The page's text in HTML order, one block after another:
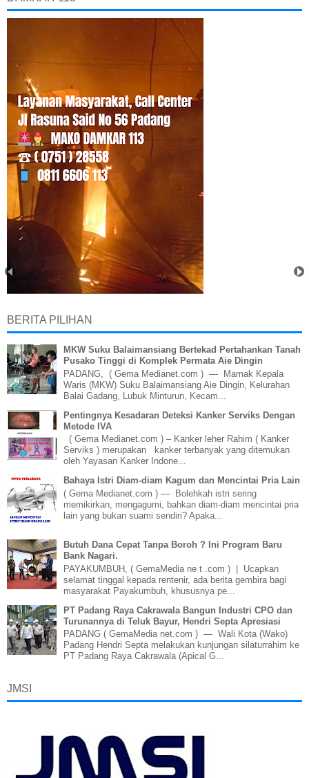
BERITA PILIHAN
MKW Suku Balaimansiang Bertekad Pertahankan Tanah
Pusako Tinggi di Komplek Permata Aie Dingin
PADANG, ( Gema Medianet.com ) — Mamak Kepala
Waris (MKW) Suku Balaimansiang Aie Dingin, Kelurahan
Balai Gadang, Lubuk Minturun, Kecam...
Pentingnya Kesadaran Deteksi Kanker Serviks Dengan
Metode IVA
( Gema Medianet.com ) – Kanker leher Rahim ( Kanker
Serviks ) merupakan kanker terbanyak yang ditemukan
oleh Yayasan Kanker Indone...
Bahaya Istri Diam-diam Kagum dan Mencintai Pria Lain
( Gema Medianet.com ) — Bolehkah istri sering
memikirkan, mengagumi, bahkan diam-diam mencintai pria
lain yang bukan suami sendiri? Apaka...
Butuh Dana Cepat Tanpa Boroh ? Ini Program Baru
Bank Nagari.
PAYAKUMBUH, ( GemaMedia ne t .com ) | Ucapkan
selamat tinggal kepada rentenir, ada berita gembira bagi
masyarakat Payakumbuh, khususnya pe...
PT Padang Raya Cakrawala Bangun Industri CPO dan
Turunannya di Teluk Bayur, Hendri Septa Apresiasi
PADANG ( GemaMedia net.com ) — Wali Kota (Wako)
Padang Hendri Septa melakukan kunjungan silaturrahim ke
PT Padang Raya Cakrawala (Apical G...
JMSI